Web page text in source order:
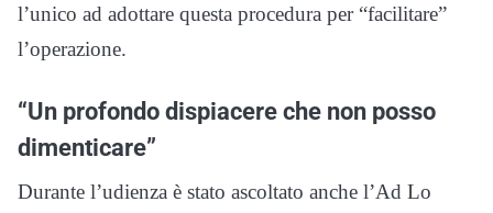
l’unico ad adottare questa procedura per “facilitare”
l’operazione.
“Un profondo dispiacere che non posso
dimenticare”
Durante l’udienza è stato ascoltato anche l’Ad Lo